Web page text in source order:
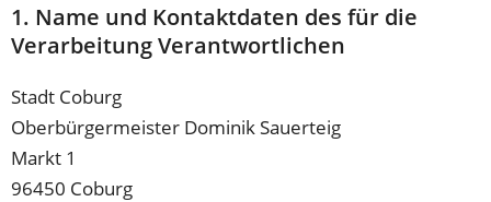
1. Name und Kontaktdaten des für die
Verarbeitung Verantwortlichen
Stadt Coburg
Oberbürgermeister Dominik Sauerteig
Markt 1
96450 Coburg